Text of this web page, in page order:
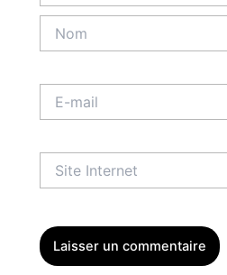
mail
Internet